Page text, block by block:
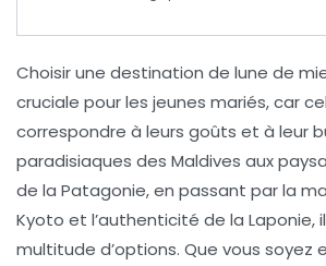
Choisir une destination de lune de
cruciale pour les jeunes mariés, car
correspondre à leurs goûts et à leur
paradisiaques des Maldives aux
de la Patagonie, en passant par la
Kyoto et l’authenticité de la Laponie,
multitude d’options. Que vous soyez